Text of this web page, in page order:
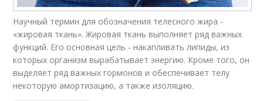
Научный термин для обозначения телесного жира -
«жировая ткань». Жировая ткань выполняет ряд важных
функций. Его основная цель - накапливать липиды, из
которых организм вырабатывает энергию. Кроме того, он
выделяет ряд важных гормонов и обеспечивает телу
некоторую амортизацию, а также изоляцию.